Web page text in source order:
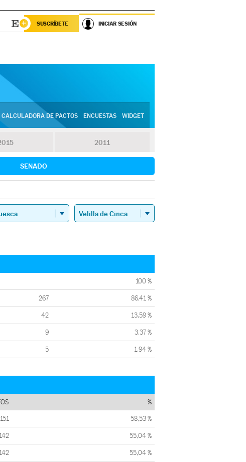
SUSCRÍBETE INICIAR SESIÓN
CALCULADORA DE PACTOS ENCUESTAS WIDGET
2011
SENADO
100 %
267 86,41 %
42 13,59 %
9 3,37 %
5 1,94 %
%
151 58,53 %
142 55,04 %
142 55,04 %